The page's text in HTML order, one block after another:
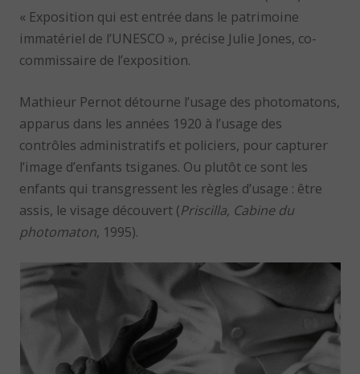
« Exposition qui est entrée dans le patrimoine
immatériel de l’UNESCO », précise Julie Jones, co-
commissaire de l’exposition.
Mathieur Pernot détourne l’usage des photomatons,
apparus dans les années 1920 à l’usage des
contrôles administratifs et policiers, pour capturer
l’image d’enfants tsiganes. Ou plutôt ce sont les
enfants qui transgressent les règles d’usage : être
assis, le visage découvert (Priscilla, Cabine du
photomaton, 1995).